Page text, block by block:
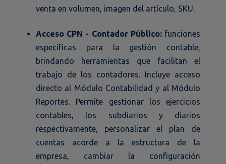
venta en volumen, imagen del artículo, SKU.
Acceso CPN - Contador Público: funciones
específicas para la gestión contable,
brindando herramientas que facilitan el
trabajo de los contadores. Incluye acceso
directo al Módulo Contabilidad y al Módulo
Reportes. Permite gestionar los ejercicios
contables, los subdiarios y diarios
respectivamente, personalizar el plan de
cuentas acorde a la estructura de la
empresa, cambiar la configuración